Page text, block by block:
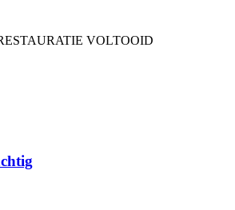
VOLTOOID